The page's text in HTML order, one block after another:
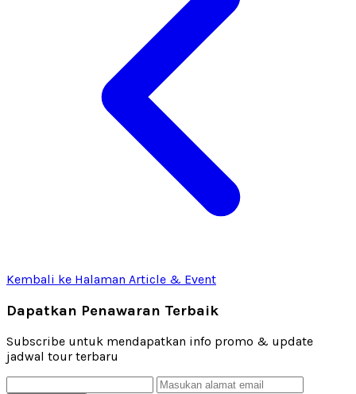
Kembali ke Halaman Article & Event
Dapatkan Penawaran Terbaik
Subscribe untuk mendapatkan info promo & update
jadwal tour terbaru